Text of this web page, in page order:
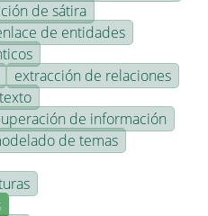
de sátira
de entidades
extracción de relaciones
de información
de temas